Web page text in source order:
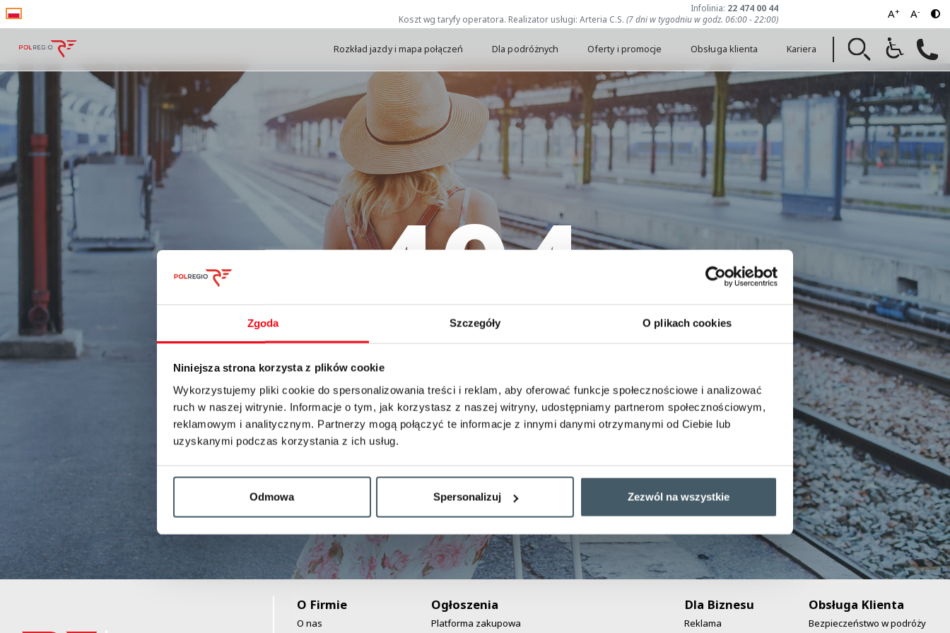
Zgoda Szczegóły O plikach cookies
Niniejsza strona korzysta z plików cookie
Wykorzystujemy pliki cookie do spersonalizowania treści i reklam, aby oferować funkcje społecznościowe i analizować
ruch w naszej witrynie. Informacje o tym, jak korzystasz z naszej witryny, udostępniamy partnerom społecznościowym,
reklamowym i analitycznym. Partnerzy mogą połączyć te informacje z innymi danymi otrzymanymi od Ciebie lub
uzyskanymi podczas korzystania z ich usług.
Odmowa Spersonalizuj Zezwól na wszystkie
Infolinia: 22 474 00 44
Koszt wg taryfy operatora. Realizator usługi: Arteria C.S. (7 dni w tygodniu w godz. 06:00 - 22:00) A+ A-
Rozkład jazdy i mapa połączeń Dla podróżnych Oferty i promocje Obsługa klienta Kariera
404
zgodnie z rozkładem
Powrót na stronę główną!
O Firmie
O nas
Ogłoszenia
Platforma zakupowa
Dla Biznesu
Reklama
Obsługa Klienta
Bezpieczeństwo w podróży